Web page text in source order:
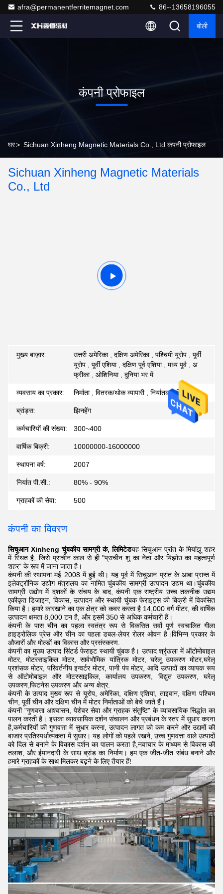
afra@permanentferritemagnet.com 86--13658196055
बोली
कंपनी प्रोफाइल
घर> Sichuan Xinheng Magnetic Materials Co., Ltd कंपनी प्रोफाइल
Sichuan Xinheng Magnetic Materials
Co., Ltd
मुख्य बाज़ार:
उत्तरी अमेरिका , दक्षिण अमेरिका , पश्चिमी यूरोप , पूर्वी
यूरोप , पूर्वी एशिया , दक्षिण पूर्व एशिया , मध्य पूर्व , अ
फ्रीका , ओशिनिया , दुनिया भर में
व्यवसाय का प्रकार: निर्माता , वितरक/थोक व्यापारी , निर्यातक , विक्रेता
ब्रांड्स: झिनहेंग
कर्मचारियों की संख्या: 300~400
वार्षिक बिक्री: 10000000-16000000
स्थापना वर्ष: 2007
निर्यात पी.सी.: 80% - 90%
ग्राहकों की सेवा: 500
कंपनी का विवरण
सिचुआन Xinheng चुंबकीय सामग्री कं, लिमिटेडयह सिचुआन प्रांत के मियांझू शहर
में स्थित है, जिसे प्राचीन काल से ही "प्राचीन शु का नेता और यिझोउ का महत्वपूर्ण
शहर" के रूप में जाना जाता है।
कंपनी की स्थापना मई 2008 में हुई थी। यह पूर्व में सिचुआन प्रांत के आबा प्रान्त में
इलेक्ट्रॉनिक उद्योग मंत्रालय का नामित चुंबकीय सामग्री उत्पादन उद्यम था।चुंबकीय
सामग्री उद्योग में दशकों के संचय के बाद, कंपनी एक राष्ट्रीय उच्च तकनीक उद्यम
एकीकृत डिजाइन, विकास, उत्पादन और स्थायी चुंबक फेराइट्स की बिक्री में विकसित
किया है। हमारे कारखाने का एक क्षेत्र को कवर करता है 14,000 वर्ग मीटर, की वार्षिक
उत्पादन क्षमता 8,000 टन है, और इसमें 350 से अधिक कर्मचारी हैं।
कंपनी के पास चीन का पहला स्वतंत्र रूप से विकसित सर्वो पूर्ण स्वचालित गीला
हाइड्रोलिक प्रेस और चीन का पहला डबल-लेयर रोलर ओवन है।विभिन्न प्रकार के
औजारों और मोल्डों का विकास और प्रसंस्करण.
कंपनी का मुख्य उत्पाद सिंटर्ड फेराइट स्थायी चुंबक है। उत्पाद श्रृंखला में ऑटोमोबाइल
मोटर, मोटरसाइकिल मोटर, सार्वभौमिक यांत्रिक मोटर, घरेलू उपकरण मोटर,घरेलू
प्रशंसक मोटर, परिवर्तनीय इन्वर्टर मोटर, पानी पंप मोटर, आदि उत्पादों का व्यापक रूप
से ऑटोमोबाइल और मोटरसाइकिल, कार्यालय उपकरण, विद्युत उपकरण, घरेलू
उपकरण,फिटनेस उपकरण और अन्य क्षेत्र.
कंपनी के उत्पाद मुख्य रूप से यूरोप, अमेरिका, दक्षिण एशिया, ताइवान, दक्षिण पश्चिम
चीन, पूर्वी चीन और दक्षिण चीन में मोटर निर्माताओं को बेचे जाते हैं।
कंपनी "गुणवत्ता आश्वासन, पेशेवर सेवा और ग्राहक संतुष्टि" के व्यावसायिक सिद्धांत का
पालन करती है। इसका व्यावसायिक दर्शन संचालन और प्रबंधन के स्तर में सुधार करना
है,कर्मचारियों की गुणवत्ता में सुधार करना, उत्पादन लागत को कम करने और उद्यमों की
बाजार प्रतिस्पर्धात्मकता में सुधार। यह लोगों को पहले रखने, उच्च गुणवत्ता वाले उत्पादों
को दिल से बनाने के विकास दर्शन का पालन करता है,नवाचार के माध्यम से विकास की
तलाश, और ईमानदारी के साथ ब्रांड का निर्माण। हम एक जीत-जीत संबंध बनाने और
हमारे ग्राहकों के साथ मिलकर बढ़ने के लिए तैयार हैं!